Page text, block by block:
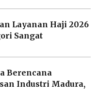
Layanan Haji 2026
Sangat
Berencana
Industri Madura,